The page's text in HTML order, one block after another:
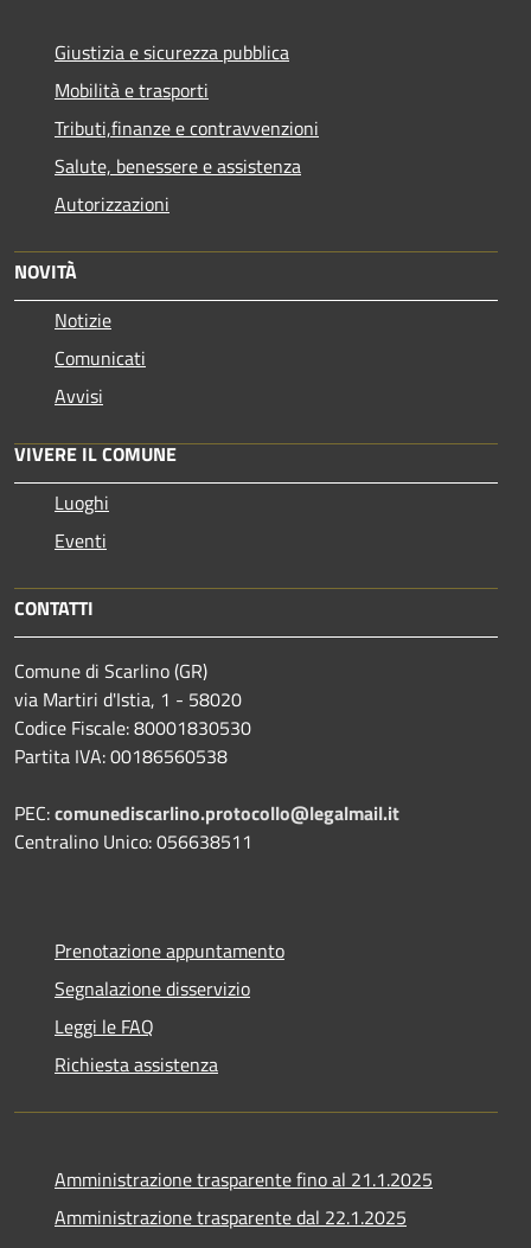
Giustizia e sicurezza pubblica
Mobilità e trasporti
Tributi,finanze e contravvenzioni
Salute, benessere e assistenza
Autorizzazioni
NOVITÀ
Notizie
Comunicati
Avvisi
VIVERE IL COMUNE
Luoghi
Eventi
CONTATTI
Comune di Scarlino (GR)
via Martiri d'Istia, 1 - 58020
Codice Fiscale: 80001830530
Partita IVA: 00186560538
PEC:comunediscarlino.protocollo@legalmail.it
Centralino Unico: 056638511
Prenotazione appuntamento
Segnalazione disservizio
Leggi le FAQ
Richiesta assistenza
Amministrazione trasparente fino al 21.1.2025
Amministrazione trasparente dal 22.1.2025